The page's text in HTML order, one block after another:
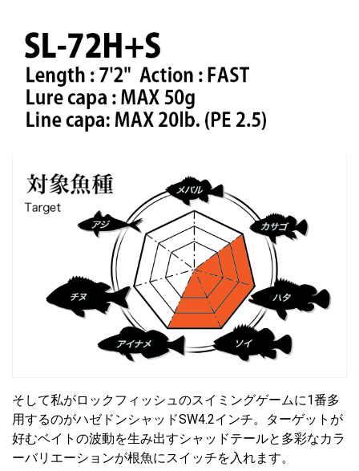
そして私がロックフィッシュのスイミングゲームに1番多
用するのがハゼドンシャッドSW4.2インチ。ターゲットが
好むベイトの波動を生み出すシャッドテールと多彩なカラ
ーバリエーションが根魚にスイッチを入れます。